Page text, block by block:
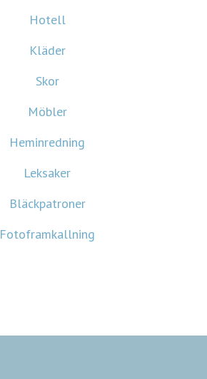
Hotell
Kläder
Skor
Möbler
Heminredning
Leksaker
Bläckpatroner
Fotoframkallning